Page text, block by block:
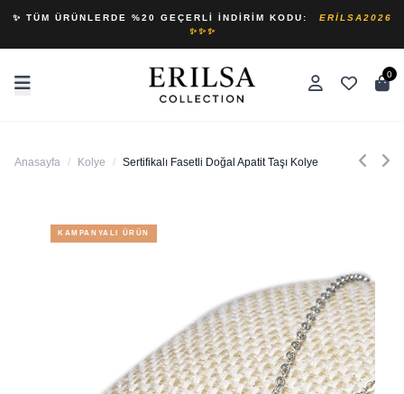
✨ TÜM ÜRÜNLERDE %20 GEÇERLI İNDIRIM KODU:
ERILSA2026
✨✨✨
0
Anasayfa / Kolye / Sertifikalı Fasetli Doğal Apatit Taşı Kolye
KAMPANYALI ÜRÜN